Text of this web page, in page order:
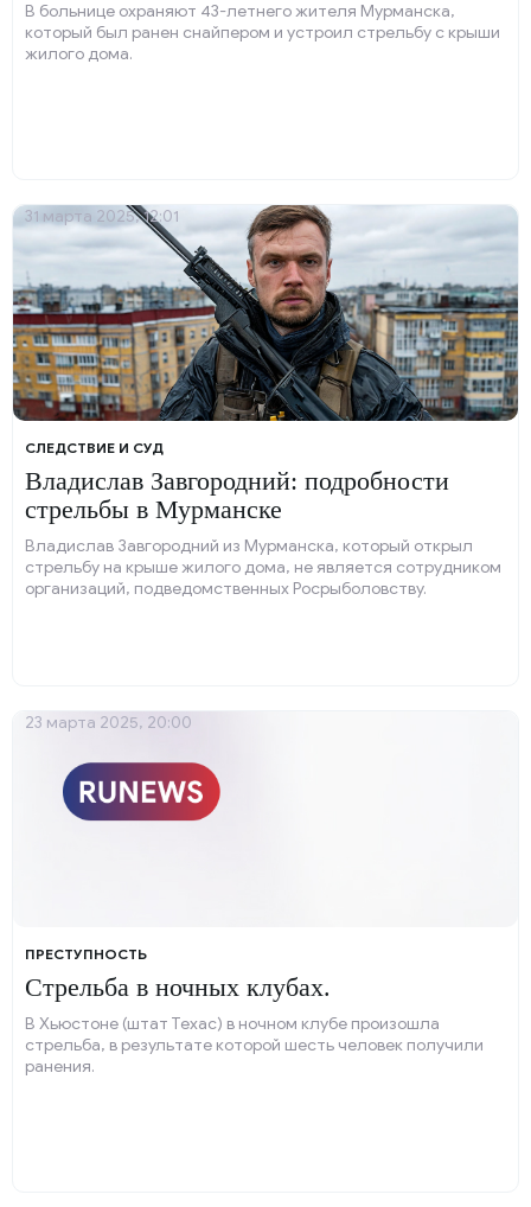
В больнице охраняют 43-летнего жителя Мурманска,
который был ранен снайпером и устроил стрельбу с крыши
жилого дома.
СЛЕДСТВИЕ И СУД
Владислав Завгородний: подробности
стрельбы в Мурманске
Владислав Завгородний из Мурманска, который открыл
стрельбу на крыше жилого дома, не является сотрудником
организаций, подведомственных Росрыболовству.
31 марта 2025, 12:01
ПРЕСТУПНОСТЬ
Стрельба в ночных клубах.
В Хьюстоне (штат Техас) в ночном клубе произошла
стрельба, в результате которой шесть человек получили
ранения.
23 марта 2025, 20:00